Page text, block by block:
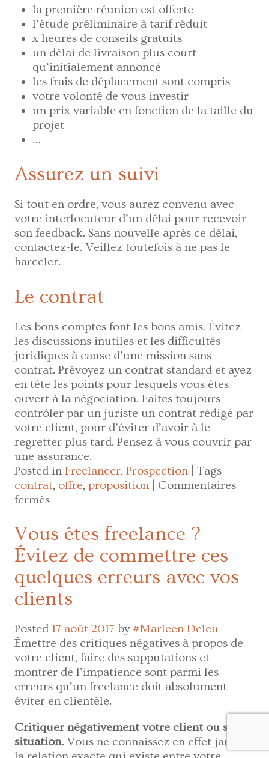
la première réunion est offerte
l’étude préliminaire à tarif réduit
x heures de conseils gratuits
un délai de livraison plus court
qu’initialement annoncé
les frais de déplacement sont compris
votre volonté de vous investir
un prix variable en fonction de la taille du
projet
…
Assurez un suivi
Si tout en ordre, vous aurez convenu avec
votre interlocuteur d’un délai pour recevoir
son feedback. Sans nouvelle après ce délai,
contactez-le. Veillez toutefois à ne pas le
harceler.
Le contrat
Les bons comptes font les bons amis. Évitez
les discussions inutiles et les difficultés
juridiques à cause d’une mission sans
contrat. Prévoyez un contrat standard et ayez
en tête les points pour lesquels vous êtes
ouvert à la négociation. Faites toujours
contrôler par un juriste un contrat rédigé par
votre client, pour d’éviter d’avoir à le
regretter plus tard. Pensez à vous couvrir par
une assurance.
Posted in Freelancer,Prospection
Tags
contrat, offre, proposition
Commentaires
ferméssur
se
vendre
–
Les
7
clés
succès
Vous êtes freelance ?
Évitez de commettre ces
quelques erreurs avec vos
clients
Posted 17 août 2017 by #Marleen Deleu
Émettre des critiques négatives à propos de
votre client, faire des supputations et
montrer de l’impatience sont parmi les
erreurs qu’un freelance doit absolument
éviter en clientèle.
Critiquer négativement votre client ou sa
situation. Vous ne connaissez en effet jamais